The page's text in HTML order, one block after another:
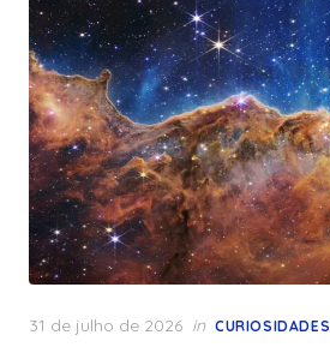
Posted
31 de julho de 2026 in CURIOSIDADES